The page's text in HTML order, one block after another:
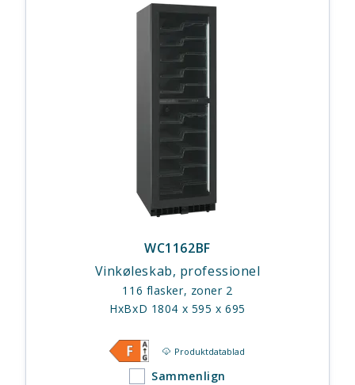
WC1162BF
Vinkøleskab, professionel
116 flasker, zoner 2
HxBxD 1804 x 595 x 695
Produktdatablad
Sammenlign